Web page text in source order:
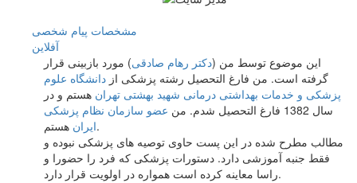
مشخصات پیام شخصی
آفلاين
این موضوع توسط من (دکتر رهام صادقی) مورد بازبینی قرار
گرفته است. من فارغ التحصیل رشته پزشکی از دانشگاه علوم
پزشکی و خدمات بهداشتی درمانی شهید بهشتی تهران هستم و در
سال 1382 فارغ التحصیل شدم. من
عضو سازمان نظام پزشکی
ایرانهستم.
مطالب مطرح شده در این پست حاوی توصیه های پزشکی نبوده و
فقط جنبه آموزشی دارد. دستورات پزشکی كه فرد را حضورا و
راسا معاينه كرده است همواره در اولويت قرار دارد.